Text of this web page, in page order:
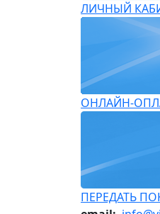
ЛИЧНЫЙ
ОНЛАЙН-
ПЕРЕДАТЬ